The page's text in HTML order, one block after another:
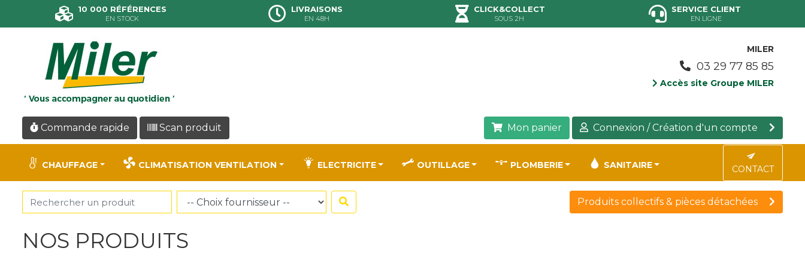
10 000 RÉFÉRENCES
EN STOCK
LIVRAISONS
EN 48H
CLICK&COLLECT
SOUS 2H
SERVICE CLIENT
EN LIGNE
MILER
03 29 77 85 85
Accès site Groupe MILER
Commande rapide Scan produit Mon panier Connexion / Création d'un compte
CHAUFFAGE CLIMATISATION VENTILATION ELECTRICITE OUTILLAGE PLOMBERIE SANITAIRE CONTACT
Produits collectifs & pièces détachées
NOS PRODUITS
Panneau de gestion des cookies